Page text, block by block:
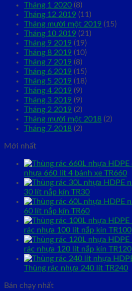
Tháng 1 2020 (8)
Tháng 12 2019 (11)
Tháng mười một 2019 (15)
Tháng 10 2019 (21)
Tháng 9 2019 (19)
Tháng 8 2019 (10)
Tháng 7 2019 (8)
Tháng 6 2019 (15)
Tháng 5 2019 (18)
Tháng 4 2019 (9)
Tháng 3 2019 (9)
Tháng 2 2019 (2)
Tháng mười một 2018 (2)
Tháng 7 2018 (2)
Mới nhất
nhựa 660 lít 4 bánh xe TR660
30 lít nắp kín TR30
60 lít nắp kín TR60
rác nhựa 100 lít nắp kín TR100
rác nhựa 120 lít nắp kín TR120
Thùng rác nhựa 240 lít TR240
Bán chạy nhất